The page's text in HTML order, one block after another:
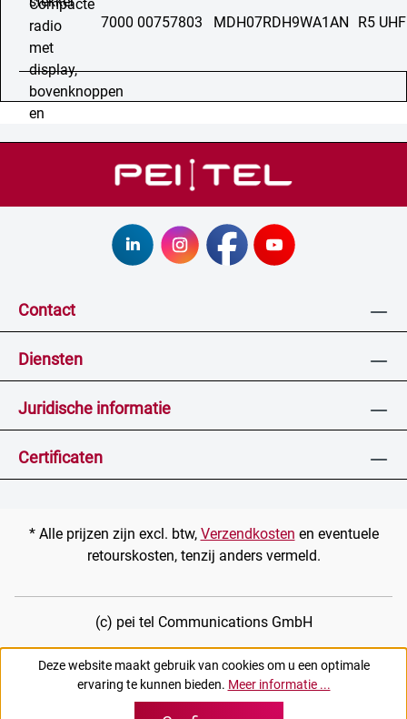
7000 00757803 MDH07RDH9WA1AN R5
Contact
Diensten
Juridische informatie
Certificaten
* Alle prijzen zijn excl. btw, Verzendkosten en eventuele
retourskosten, tenzij anders vermeld.
(c) pei tel Communications GmbH
Deze website maakt gebruik van cookies om u een optimale
ervaring te kunnen bieden. Meer informatie ...